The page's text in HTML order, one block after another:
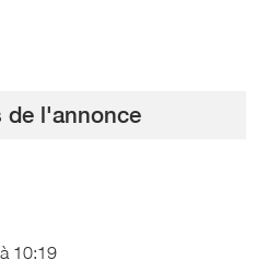
de l'annonce
10:19